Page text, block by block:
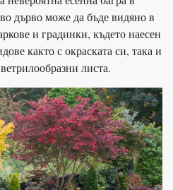
дърво може да бъде видяно в
и градинки, където наесен
както с окраската си, така и
листа.